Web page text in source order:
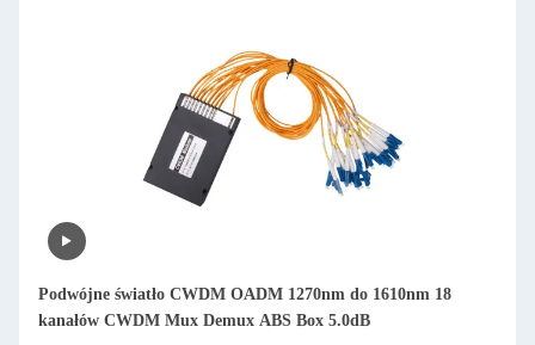
Podwójne światło CWDM OADM 1270nm do 1610nm 18
kanałów CWDM Mux Demux ABS Box 5.0dB